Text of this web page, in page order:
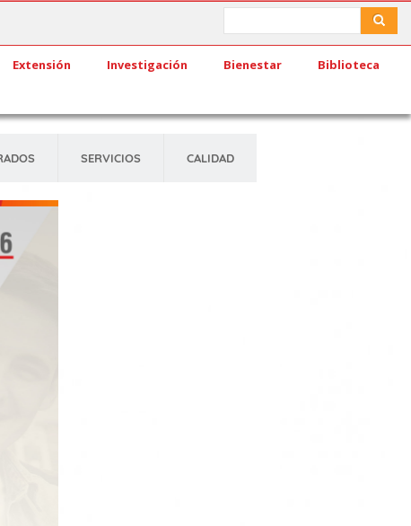
Extensión Investigación Bienestar Biblioteca
SERVICIOS CALIDAD